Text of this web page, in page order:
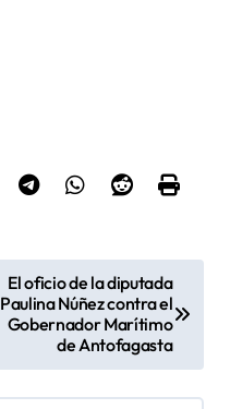
El oficio de la diputada
Paulina Núñez contra el
Gobernador Marítimo
de Antofagasta